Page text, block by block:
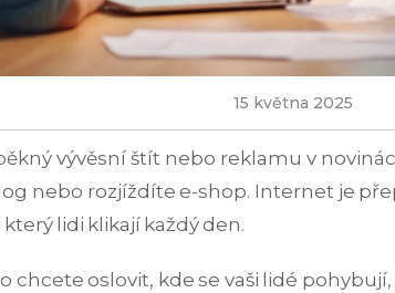
15 května 2025
vývěsní štít nebo reklamu v
nebo rozjíždíte e-shop. Internet je
lidi klikají každý den.
chcete oslovit, kde se vaši lidé